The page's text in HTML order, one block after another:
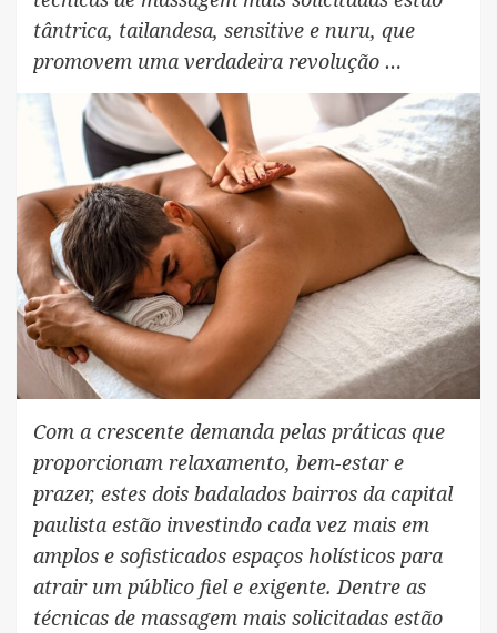
tântrica, tailandesa, sensitive e nuru, que
promovem uma verdadeira revolução …
Com a crescente demanda pelas práticas que
proporcionam relaxamento, bem-estar e
prazer, estes dois badalados bairros da capital
paulista estão investindo cada vez mais em
amplos e sofisticados espaços holísticos para
atrair um público fiel e exigente. Dentre as
técnicas de massagem mais solicitadas estão